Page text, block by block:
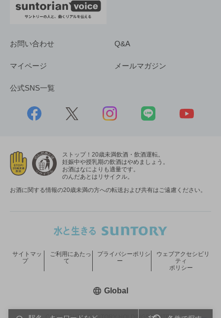
お問い合わせ Q&A
マイページ メールマガジン
公式SNS一覧
ストップ！20歳未満飲酒・飲酒運転。
妊娠中や授乳期の飲酒はやめましょう。
お酒はなによりも適量です。
のんだあとはリサイクル。
お酒に関する情報の20歳未満の方への転送および共有はご遠慮ください。
サイトマッ
プ
ご利用にあたっ
て
プライバシーポリシ
ー
ウェブアクセシビリ
ティ
ポリシー
Global新しいウィンドウで開く